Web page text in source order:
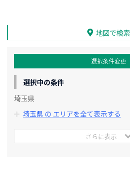
地図で検索
選択条件変更
選択中の条件
埼玉県
埼玉県 の エリアを全て表示する
さらに表示